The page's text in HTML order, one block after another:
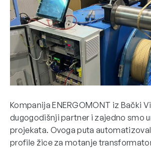
Kompanija ENERGOMONT iz Bački
dugogodišnji partner i zajedno smo
projekata. Ovoga puta
profile žice za motanje